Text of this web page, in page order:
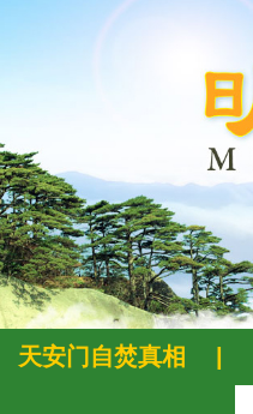
天安门自焚真相